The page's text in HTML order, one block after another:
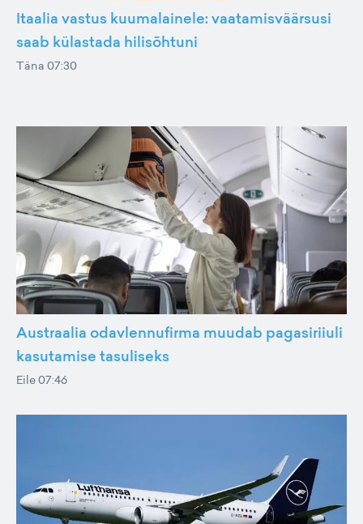
Itaalia vastus kuumalainele: vaatamisväärsusi
saab külastada hilisõhtuni
Täna 07:30
Austraalia odavlennufirma muudab pagasiriiuli
kasutamise tasuliseks
Eile 07:46